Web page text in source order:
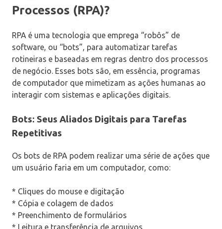
Processos (RPA)?
RPA é uma tecnologia que emprega “robôs” de
software, ou “bots”, para automatizar tarefas
rotineiras e baseadas em regras dentro dos processos
de negócio. Esses bots são, em essência, programas
de computador que mimetizam as ações humanas ao
interagir com sistemas e aplicações digitais.
Bots: Seus Aliados Digitais para Tarefas
Repetitivas
Os bots de RPA podem realizar uma série de ações que
um usuário faria em um computador, como:
* Cliques do mouse e digitação
* Cópia e colagem de dados
* Preenchimento de formulários
* Leitura e transferência de arquivos